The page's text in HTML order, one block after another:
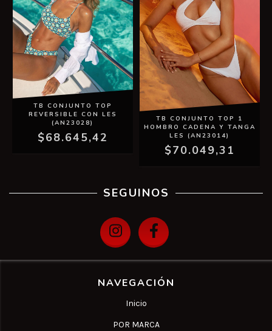
TB CONJUNTO TOP
REVERSIBLE CON LES
(AN23028)
$68.645,42
TB CONJUNTO TOP 1
HOMBRO CADENA Y TANGA
LES (AN23014)
$70.049,31
SEGUINOS
NAVEGACIÓN
Inicio
POR MARCA